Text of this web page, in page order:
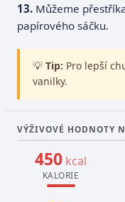
Můžeme
papírového sáčku.
💡 Tip: Pro lepší
vanilky.
VÝŽIVOVÉ HODNOTY
450 kcal
KALORIE